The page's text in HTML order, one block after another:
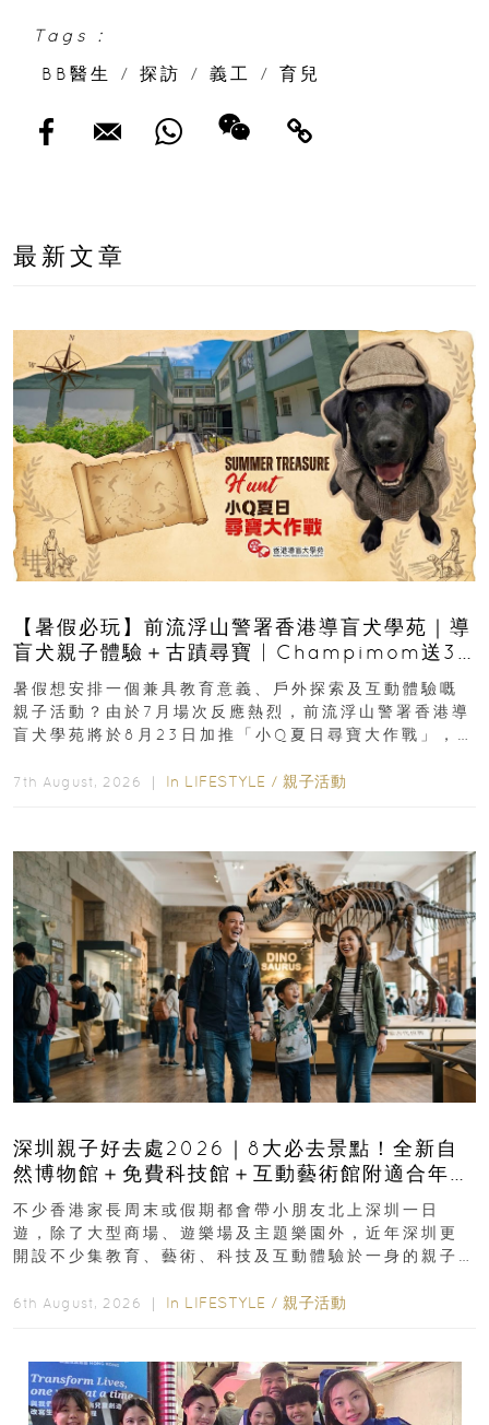
Tags :
BB醫生
/ 探訪 / 義工 / 育兒
最新文章
【暑假必玩】前流浮山警署香港導盲犬學苑｜導
盲犬親子體驗＋古蹟尋寶 | Champimom送3
組免費名額
暑假想安排一個兼具教育意義、戶外探索及互動體驗嘅
親子活動？由於7月場次反應熱烈，前流浮山警署香港導
盲犬學苑將於8月23日加推「小Q夏日尋寶大作戰」，家
7th August, 2026 ｜ In LIFESTYLE / 親子活動
深圳親子好去處2026｜8大必去景點！全新自
然博物館＋免費科技館＋互動藝術館附適合年
齡、交通、門票、開放時間
不少香港家長周末或假期都會帶小朋友北上深圳一日
遊，除了大型商場、遊樂場及主題樂園外，近年深圳更
開設不少集教育、藝術、科技及互動體驗於一身的親子
6th August, 2026 ｜ In LIFESTYLE / 親子活動